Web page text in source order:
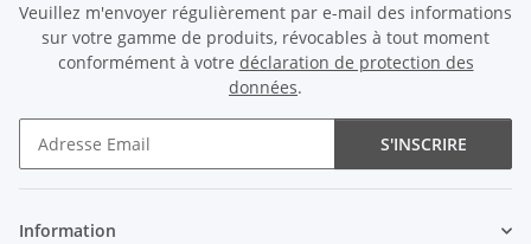
Veuillez m'envoyer régulièrement par e-mail des informations
sur votre gamme de produits, révocables à tout moment
conformément à votre déclaration de protection des
données.
S'INSCRIRE
Information